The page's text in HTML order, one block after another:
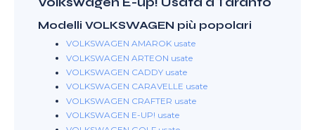
Modelli VOLKSWAGEN più popolari
VOLKSWAGEN AMAROK usate
VOLKSWAGEN ARTEON usate
VOLKSWAGEN CADDY usate
VOLKSWAGEN CARAVELLE usate
VOLKSWAGEN CRAFTER usate
VOLKSWAGEN E-UP! usate